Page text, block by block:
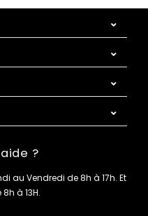
?
au Vendredi de 8h à 17h. Et
à 13H.